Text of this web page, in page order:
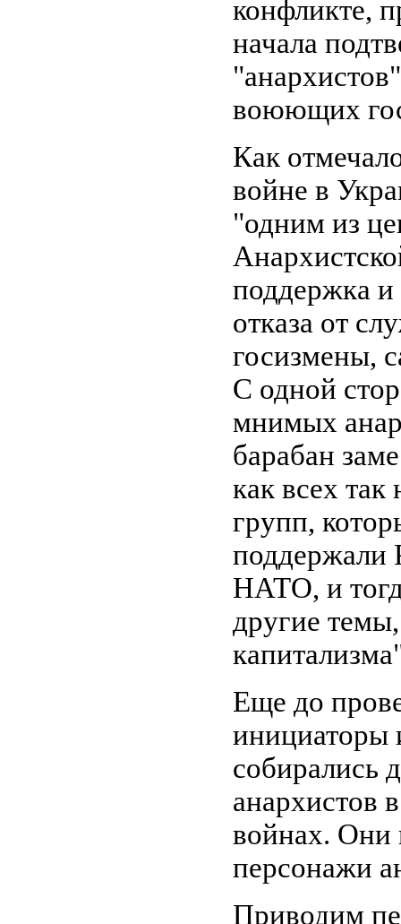
конфликте,
начала
воюющих
Как
войне в
"одним из
поддержка и
отказа от
госизмены,
С одной
мнимых
барабан
как всех
групп,
поддержали
НАТО, и
другие
Еще до
инициаторы
собирались
анархистов
войнах. Они
персонажи
Приводим